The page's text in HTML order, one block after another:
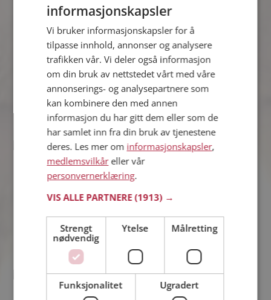
26 år fra Nes i Akershus
Søker kvinne 20 - 27 år
Tror du Georg har et fotoalbum på
Møteplassen? Bli medlem og se selv.
Det finnes tusener av fotoalbum med
spennende bilder på sidene.
Jørgen
28 år fra Nes i Akershus
Søker kvinne 20 - 33 år
Virker ikke denne single personen
finne ut alt om Jørgen.
Espen
37 år fra Nes i Akershus
informasjonskapsler
Vi bruker informasjonskapsler for å
tilpasse innhold, annonser og analysere
trafikken vår. Vi deler også informasjon
om din bruk av nettstedet vårt med våre
annonserings- og analysepartnere som
kan kombinere den med annen
informasjon du har gitt dem eller som de
har samlet inn fra din bruk av tjenestene
deres. Les mer om informasjonskapsler,
medlemsvilkåreller vår
personvernerklæring.
VIS ALLE PARTNERE(1913) →
Strengt
nødvendig
Ytelse Målretting
Funksjonalitet Ugradert